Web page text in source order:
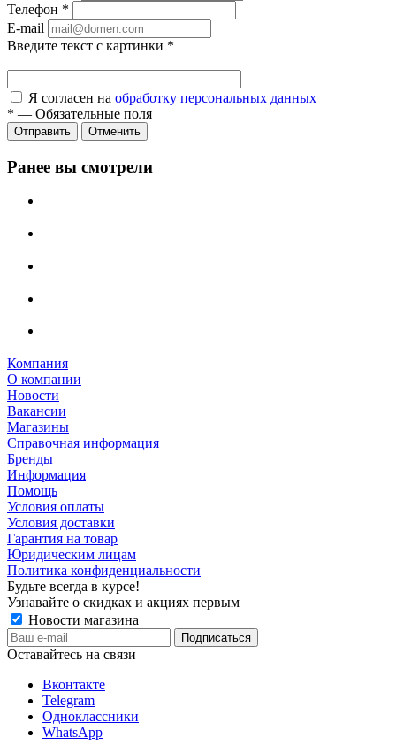
Телефон *
E-mail
Введите текст с картинки *
Я согласен на обработку персональных данных
* — Обязательные поля
Отправить Отменить
Ранее вы смотрели
Компания
О компании
Новости
Вакансии
Магазины
Справочная информация
Бренды
Информация
Помощь
Условия оплаты
Условия доставки
Гарантия на товар
Юридическим лицам
Политика конфиденциальности
Будьте всегда в курсе!
Узнавайте о скидках и акциях первым
Новости магазина
Оставайтесь на связи
Вконтакте
Telegram
Одноклассники
WhatsApp